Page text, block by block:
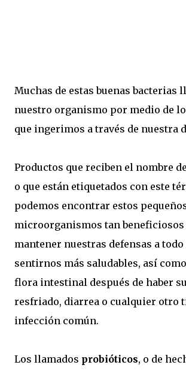
Muchas de estas buenas bacterias
nuestro organismo por medio de
que ingerimos a través de nuestra
Productos que reciben el nombre
o que están etiquetados con este
podemos encontrar estos
microorganismos tan beneficiosos
mantener nuestras defensas a todo
sentirnos más saludables, así
flora intestinal después de haber
resfriado, diarrea o cualquier otro
infección común.
Los llamados probióticos, o de